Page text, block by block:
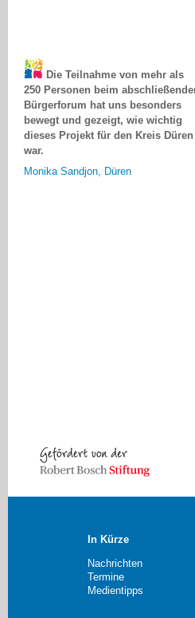
250 Personen beim abschließenden
Bürgerforum hat uns besonders
bewegt und gezeigt, wie wichtig
dieses Projekt für den Kreis Düren
war.
In Kürze
Nachrichten
Termine
Medientipps